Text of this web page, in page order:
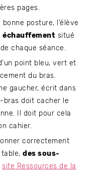
pages.
posture, l’élève
échauffement situé
chaque séance.
point bleu, vert et
du bras.
gaucher, écrit dans
bras doit cacher le
Il doit pour cela
cahier.
correctement
table,des sous-
site Ressources de la